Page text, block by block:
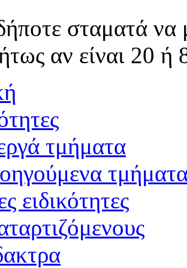
σταματά να
αν είναι 20
τμήματα
ειδικότητες